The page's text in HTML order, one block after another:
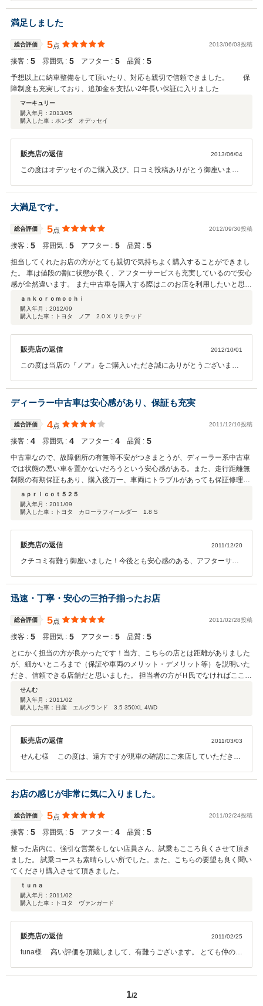
頂けました様子で大変うれしく存じます。メンテナンスにつきまして
は当社ご利用が難しいかと存じますが、何か御座いましたら遠慮無く
ご連絡下さい。よろしくお願い致します。
満足しました
総合評価 5点 2013/06/03投稿
接客 : 5 雰囲気 : 5 アフター : 5 品質 : 5
予想以上に納車整備をして頂いたり、対応も親切で信頼できました。 保
障制度も充実しており、追加金を支払い2年長い保証に入りました
マーキュリー
購入年月： 2013/05
購入した車：ホンダ オデッセイ
販売店の返信 2013/06/04
この度はオデッセイのご購入及び、口コミ投稿ありがとう御座いまし
て参ります。
大満足です。
総合評価 5点 2012/09/30投稿
接客 : 5 雰囲気 : 5 アフター : 5 品質 : 5
担当してくれたお店の方がとても親切で気持ちよく購入することができまし
た。 車は値段の割に状態が良く、アフターサービスも充実しているので安心
感が全然違います。 また中古車を購入する際はこのお店を利用したいと思い
ます。ａｎｋｏｒｏｍｏｃｈｉ
購入年月： 2012/09
購入した車：トヨタ ノア 2.0 X リミテッド
販売店の返信 2012/10/01
この度は当店の『ノア』をご購入いただき誠にありがとうございま
点等ございましたらお気軽にご連絡ください。 これからもよろしくお
願いいたします。
ディーラー中古車は安心感があり、保証も充実
総合評価 4点 2011/12/10投稿
接客 : 4 雰囲気 : 4 アフター : 4 品質 : 5
中古車なので、故障個所の有無等不安がつきまとうが、ディーラー系中古車
では状態の悪い車を置かないだろうという安心感がある。また、走行距離無
制限の有期保証もあり、購入後万一、車両にトラブルがあっても保証修理が
受けられるということも安心につながる。他の中古車店く比べると価格が若
干高い印象を受けるが、安かろう悪かろうではなく、一定レベル以上の車し
か置いていないという印象。中古車は安い、でも保障が・・・という不安を
ａｐｒｉｃｏｔ５２５
購入年月： 2011/09
購入した車：トヨタ カローラフィールダー 1.8 S
販売店の返信 2011/12/20
クチコミ有難う御座いました！今後とも安心感のある、アフターサー
は遠慮なく御連絡下さい。
迅速・丁寧・安心の三拍子揃ったお店
総合評価 5点 2011/02/28投稿
接客 : 5 雰囲気 : 5 アフター : 5 品質 : 5
とにかく担当の方が良かったです！当方、こちらの店とは距離がありました
が、細かいところまで（保証や車両のメリット・デメリット等）を説明いた
だき、信頼できる店舗だと思いました。 担当者の方がＨ氏でなければここま
で快く決められなっかた（少々強面？ですがお優しい店長にも感謝です）。
機会あればまたお願いしたいです。 こちらの店に対する他の方の高評価に納
得出来ました。遠方の方でもおススメできますね。
せんむ
購入年月： 2011/02
購入した車：日産 エルグランド 3.5 350XL 4WD
販売店の返信 2011/03/03
せんむ様 この度は、遠方ですが現車の確認にご来店していただき誠
だきました。ありがとうございました。 今回はこのような高い評価を
いただきまして、社員一同心から感謝しております。 今後とも、どう
ぞ宜しくお願い致します。
お店の感じが非常に気に入りました。
総合評価 5点 2011/02/24投稿
接客 : 5 雰囲気 : 5 アフター : 4 品質 : 5
整った店内に、強引な営業をしない店員さん、試乗もこころ良くさせて頂き
ました。 試乗コースも素晴らしい所でした。また、こちらの要望も良く聞い
てくださり購入させて頂きました。
ｔｕｎａ
購入年月： 2011/02
購入した車：トヨタ ヴァンガード
販売店の返信 2011/02/25
tuna様 高い評価を頂戴しまして、有難うございます。 とても仲の良
ざいますが、ご購入後も出来る限りお力になれればと存じます。 末永
1/2